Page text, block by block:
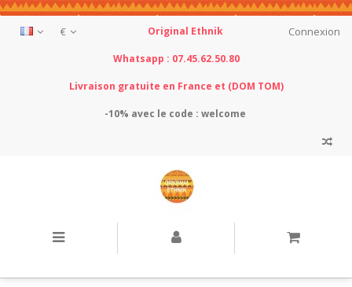
€ Connexion
Original Ethnik
Whatsapp : 07.45.62.50.80
Livraison gratuite en France et (DOM TOM)
-10% avec le code : welcome